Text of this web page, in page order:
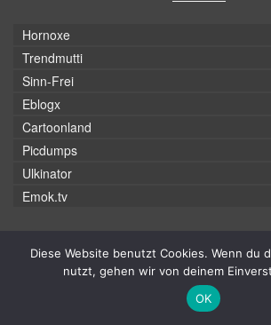
Hornoxe
Trendmutti
Sinn-Frei
Eblogx
Cartoonland
Picdumps
Ulkinator
Emok.tv
Alle Partner
Wurst-
Diese Website benutzt Cookies. Wenn du
nutzt, gehen wir von deinem
OK